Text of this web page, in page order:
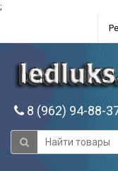
;
8 (962) 94-88-